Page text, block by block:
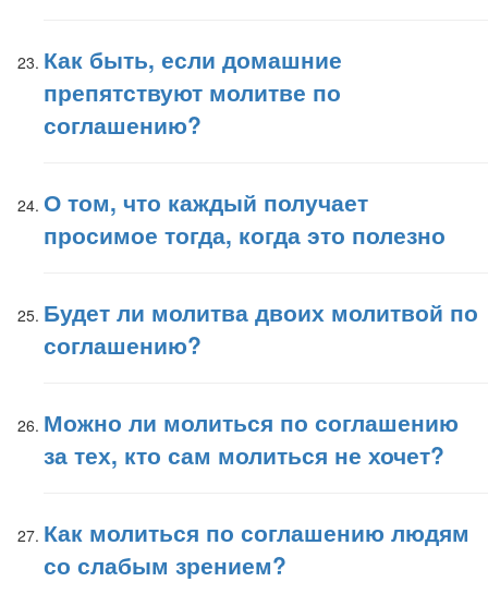
Как быть, если домашние
препятствуют молитве по
соглашению?
О том, что каждый получает
просимое тогда, когда это полезно
Будет ли молитва двоих молитвой по
соглашению?
Можно ли молиться по соглашению
за тех, кто сам молиться не хочет?
Как молиться по соглашению людям
со слабым зрением?